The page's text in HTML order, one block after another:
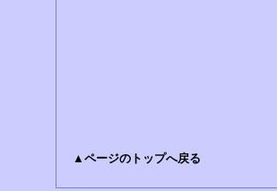
▲ページのトップへ戻る